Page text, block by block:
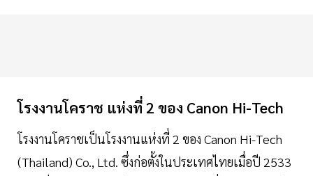
โรงงานโคราช แห่งที่ 2 ของ Canon Hi-Tech
โรงงานโคราชเป็นโรงงานแห่งที่ 2 ของ Canon Hi-Tech
(Thailand) Co., Ltd. ซึ่งก่อตั้งในประเทศไทยเมื่อปี 2533